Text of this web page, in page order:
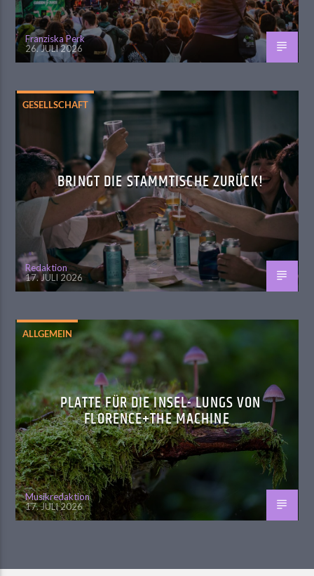
Franziska Perk
26. JULI 2026
GESELLSCHAFT
BRINGT DIE STAMMTISCHE ZURÜCK!
Redaktion
17. JULI 2026
ALLGEMEIN
PLATTE FÜR DIE INSEL- LUNGS VON
FLORENCE+THE MACHINE
Musikredaktion
17. JULI 2026